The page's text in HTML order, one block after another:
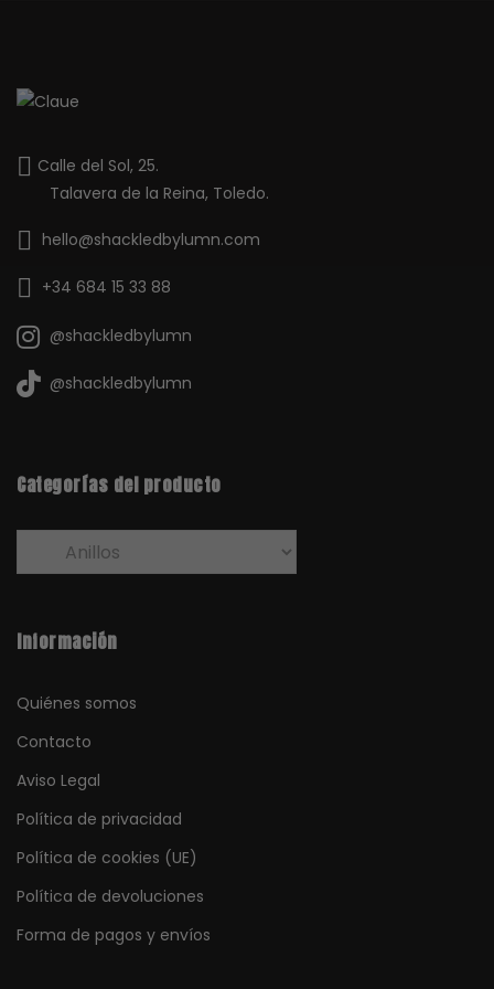
Apto para pieles sensibles.
Cada joya se envía cuidadosamente protegida en su caja
su uso.
tibia y jabón neutro y secar completamente con un paño
Guardarlos separados del resto de joyas para evitar
Evitar el contacto directo con perfumes, cremas y otros
productos químicos.
Calle del Sol, 25.
Talavera de la Reina, Toledo.
hello@shackledbylumn.com
+34 684 15 33 88
@shackledbylumn
@shackledbylumn
Categorías del producto
Información
Quiénes somos
Contacto
Aviso Legal
Política de privacidad
Política de cookies (UE)
Política de devoluciones
Forma de pagos y envíos